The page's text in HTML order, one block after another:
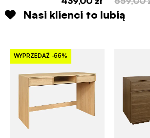
Nasi klienci to lubią
WYPRZEDAŻ -55%